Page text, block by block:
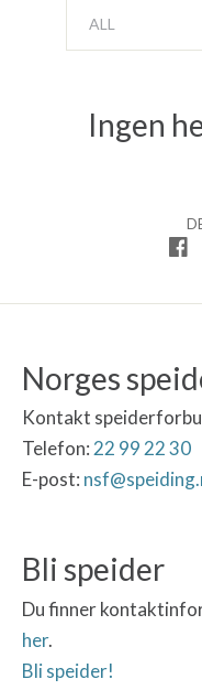
Ingen
Norges
Kontakt
Telefon: 22 99 22 30
E-post:
Bli speider
Du finner
her.
Bli speider!